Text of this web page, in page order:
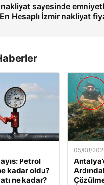
sayesinde
Hesaplı İzmir nakliyat
Petrol
kadar oldu?
ne kadar?
05/08/